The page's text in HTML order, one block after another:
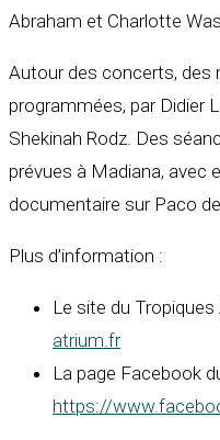
Abraham et Charlotte
Autour des concerts,
programmées, par Didier
Shekinah Rodz. Des
prévues à Madiana, avec
documentaire sur Paco de
Plus d’information :
Le site du Tropiques
atrium.fr
La page Facebook
https://